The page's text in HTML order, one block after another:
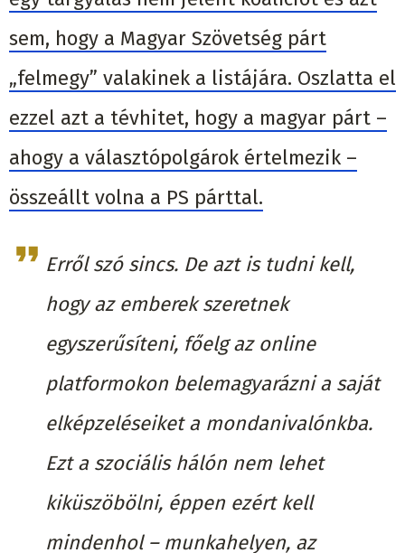
sem, hogy a Magyar Szövetség párt
„felmegy” valakinek a listájára. Oszlatta el
ezzel azt a tévhitet, hogy a magyar párt –
ahogy a választópolgárok értelmezik –
összeállt volna a PS párttal.
Erről szó sincs. De azt is tudni kell,
hogy az emberek szeretnek
egyszerűsíteni, főelg az online
platformokon belemagyarázni a saját
elképzeléseiket a mondanivalónkba.
Ezt a szociális hálón nem lehet
kiküszöbölni, éppen ezért kell
mindenhol – munkahelyen, az